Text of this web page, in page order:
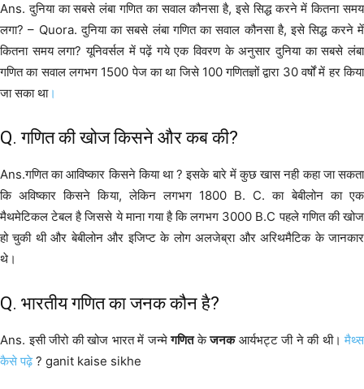
Ans. दुनिया का सबसे लंबा गणित का सवाल कौनसा है, इसे सिद्ध करने में कितना समय
लगा? – Quora. दुनिया का सबसे लंबा गणित का सवाल कौनसा है, इसे सिद्ध करने में
कितना समय लगा? यूनिवर्सल में पढ़ें गये एक विवरण के अनुसार दुनिया का सबसे लंबा
गणित का सवाल लगभग 1500 पेज का था जिसे 100 गणितज्ञों द्वारा 30 वर्षों में हर किया
जा सका था।
Q. गणित की खोज किसने और कब की?
Ans.गणित का आविष्कार किसने किया था ? इसके बारे में कुछ खास नही कहा जा सकता
कि अविष्कार किसने किया, लेकिन लगभग 1800 B. C. का बेबीलोन का एक
मैथमेटिकल टेबल है जिससे ये माना गया है कि लगभग 3000 B.C पहले गणित की खोज
हो चुकी थी और बेबीलोन और इजिप्ट के लोग अलजेब्रा और अरिथमैटिक के जानकार
थे।
Q. भारतीय गणित का जनक कौन है?
Ans. इसी जीरो की खोज भारत में जन्मेगणितकेजनकआर्यभट्ट जी ने की थी।मैथ्स
कैसे पढ़े? ganit kaise sikhe